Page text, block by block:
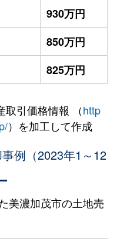
930万円
850万円
825万円
取引価格情報 （http
）を加工して作成
例（2023年1～12
美濃加茂市の土地売